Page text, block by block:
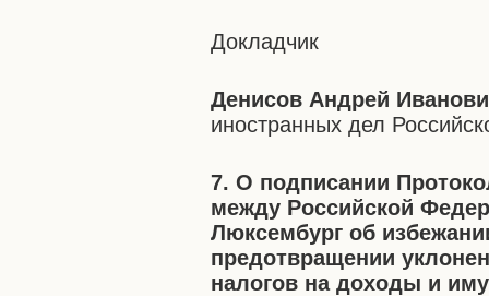
Докладчик
Денисов Андрей
иностранных дел
7. О подписании
между Российской
Люксембург об
предотвращении
налогов на доходы и